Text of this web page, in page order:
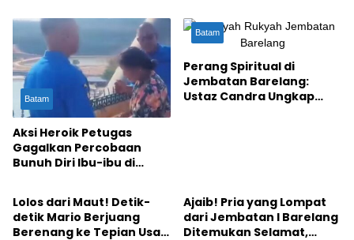
Jembatan Barelang
Batam
Aksi Heroik Petugas
Gagalkan Percobaan
Bunuh Diri Ibu-ibu di
Ternyata Mau Melompat”
Batam
Perang Spiritual di
Jembatan Barelang:
Ustaz Candra Ungkap
Batam
Lolos dari Maut! Detik-
detik Mario Berjuang
Berenang ke Tepian Usai
Ajaib! Pria yang Lompat
dari Jembatan I Barelang
Ditemukan Selamat,